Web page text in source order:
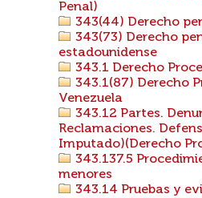
Penal)
343(44) Derecho
343(73) Derecho
estadounidense
343.1 Derecho
343.1(87) Derecho
Venezuela
343.12 Partes.
Reclamaciones.
Imputado)(Derecho
343.137.5
menores
343.14 Pruebas y